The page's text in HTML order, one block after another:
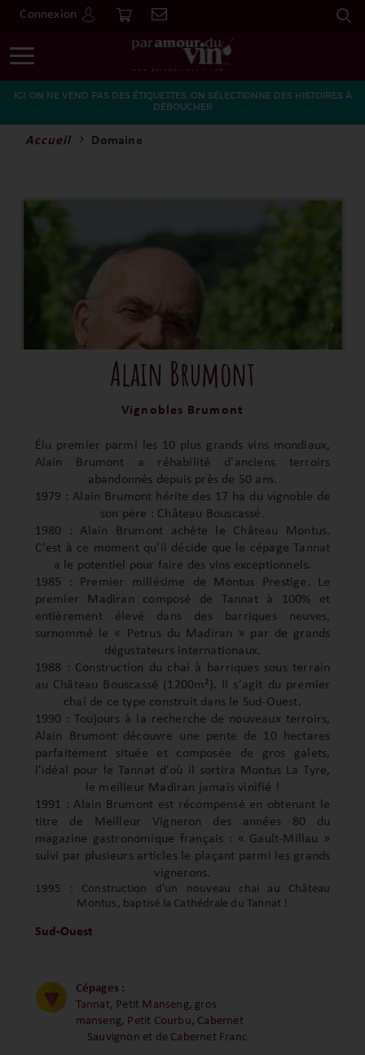
Connexion
ICI, ON NE VEND PAS DES ÉTIQUETTES. ON SÉLECTIONNE DES HISTOIRES À
DÉBOUCHER
Accueil Domaine
Alain Brumont
Vignobles Brumont
Élu premier parmi les 10 plus grands vins mondiaux,
Alain Brumont a réhabilité d'anciens terroirs
abandonnés depuis près de 50 ans.
1979 : Alain Brumont hérite des 17 ha du vignoble de
son père : Château Bouscassé.
1980 : Alain Brumont achète le Château Montus.
C'est à ce moment qu'il décide que le cépage Tannat
a le potentiel pour faire des vins exceptionnels.
1985 : Premier millésime de Montus Prestige. Le
premier Madiran composé de Tannat à 100% et
entièrement élevé dans des barriques neuves,
surnommé le « Petrus du Madiran » par de grands
dégustateurs internationaux.
1988 : Construction du chai à barriques sous terrain
au Château Bouscassé (1200m²). Il s'agit du premier
chai de ce type construit dans le Sud-Ouest.
1990 : Toujours à la recherche de nouveaux terroirs,
Alain Brumont découvre une pente de 10 hectares
parfaitement située et composée de gros galets,
l'idéal pour le Tannat d'où il sortira Montus La Tyre,
le meilleur Madiran jamais vinifié !
1991 : Alain Brumont est récompensé en obtenant le
titre de Meilleur Vigneron des années 80 du
magazine gastronomique français : « Gault-Millau »
suivi par plusieurs articles le plaçant parmi les grands
vignerons.
1995 : Construction d'un nouveau chai au Château
Montus, baptisé la Cathédrale du Tannat !
Sud-Ouest
Cépages :
Tannat, Petit Manseng, gros
manseng, Petit Courbu, Cabernet
Sauvignon et de Cabernet Franc